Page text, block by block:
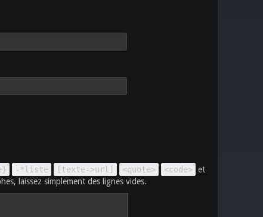
-*liste [texte->url] <quote> <code> et
laissez simplement des lignes vides.